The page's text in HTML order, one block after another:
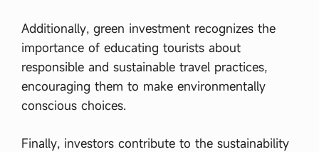
Additionally, green investment recognizes the
importance of educating tourists about
responsible and sustainable travel practices,
encouraging them to make environmentally
conscious choices.
Finally, investors contribute to the sustainability